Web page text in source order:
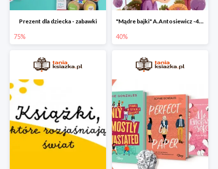
Prezent dla dziecka - zabawki
75%
"Mądre bajki" A.Antosiewicz -40%
40%